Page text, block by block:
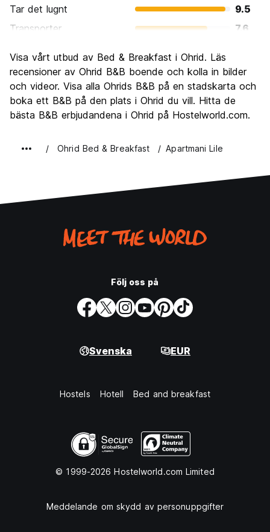
Tar det lugnt
9.5
Transporter
7.6
Kultur
8.8
Festa
7.3
Värde för pengarna
Visa vårt utbud av Bed & Breakfast i Ohrid. Läs
recensioner av Ohrid B&B boende och kolla in bilder
och videor. Visa alla Ohrids B&B på en stadskarta och
boka ett B&B på den plats i Ohrid du vill. Hitta de
bästa B&B erbjudandena i Ohrid på Hostelworld.com.
Ohrid Bed & Breakfast Apartmani Lile
Följ oss på
Svenska EUR
Hostels Hotell Bed and breakfast
© 1999-2026 Hostelworld.com Limited
Meddelande om skydd av personuppgifter